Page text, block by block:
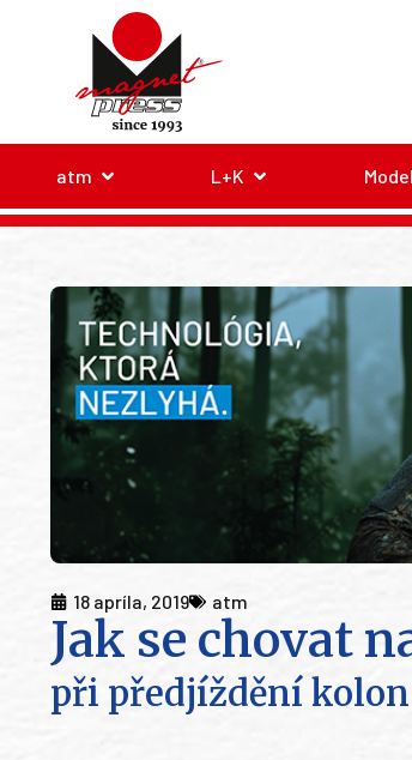
atm L+K
18 apríla, 2019 atm
Jak se chovat
při předjíždění